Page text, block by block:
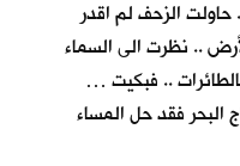
الزحف لم اقدر
.. نظرت الى السماء
.. فبكيت …
فقد حل المساء